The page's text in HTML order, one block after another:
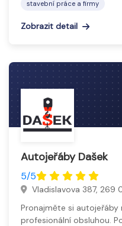
stavební práce a firmy
Zobrazit detail
Autojeřáby Dašek
5/5
Vladislavova 387, 269
Pronajměte si autojeřáby
profesionální obsluhou.